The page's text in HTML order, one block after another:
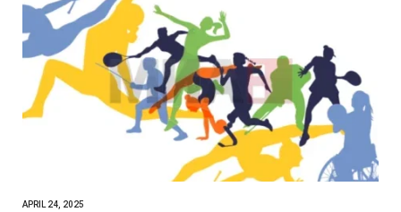
APRIL 24, 2025